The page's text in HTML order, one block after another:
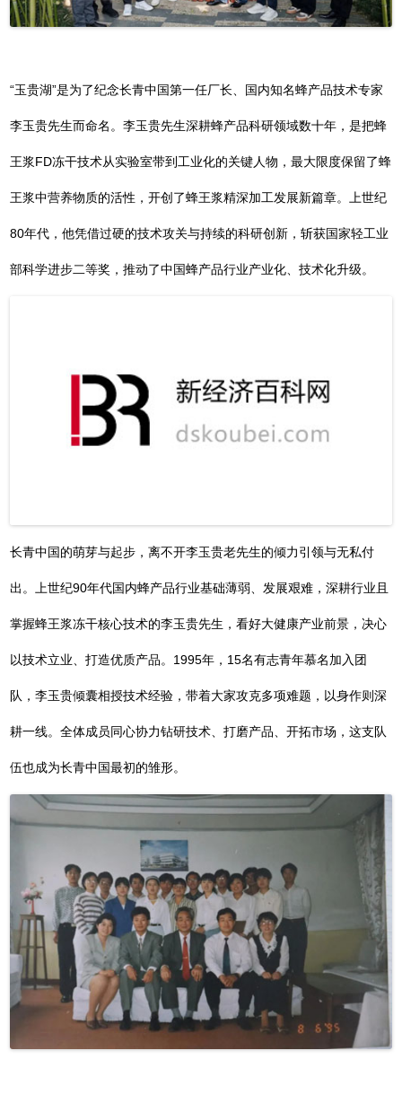
“玉贵湖”是为了纪念长青中国第一任厂长、国内知名蜂产品技术专家
李玉贵先生而命名。李玉贵先生深耕蜂产品科研领域数十年，是把蜂
王浆FD冻干技术从实验室带到工业化的关键人物，最大限度保留了蜂
王浆中营养物质的活性，开创了蜂王浆精深加工发展新篇章。上世纪
80年代，他凭借过硬的技术攻关与持续的科研创新，斩获国家轻工业
部科学进步二等奖，推动了中国蜂产品行业产业化、技术化升级。
长青中国的萌芽与起步，离不开李玉贵老先生的倾力引领与无私付
出。上世纪90年代国内蜂产品行业基础薄弱、发展艰难，深耕行业且
掌握蜂王浆冻干核心技术的李玉贵先生，看好大健康产业前景，决心
以技术立业、打造优质产品。1995年，15名有志青年慕名加入团
队，李玉贵倾囊相授技术经验，带着大家攻克多项难题，以身作则深
耕一线。全体成员同心协力钻研技术、打磨产品、开拓市场，这支队
伍也成为长青中国最初的雏形。